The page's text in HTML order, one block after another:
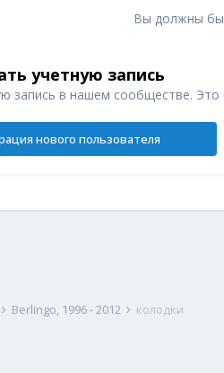
Вы должны
учетную запись
запись в нашем сообществе. Это
нового пользователя
Berlingo, 1996 - 2012 колодки